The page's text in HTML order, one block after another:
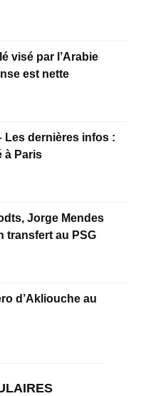
visé par l’Arabie
est nette
Les dernières infos :
à Paris
Jorge Mendes
transfert au PSG
d’Akliouche au